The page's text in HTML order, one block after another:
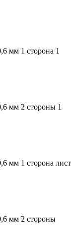
мм 1 сторона 1
мм 2 стороны 1
мм 1 сторона лист
мм 2 стороны